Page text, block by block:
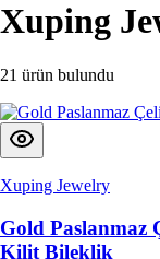
Xuping
21 ürün bulundu
Xuping Jewelry
Gold Paslanmaz
Kilit Bileklik